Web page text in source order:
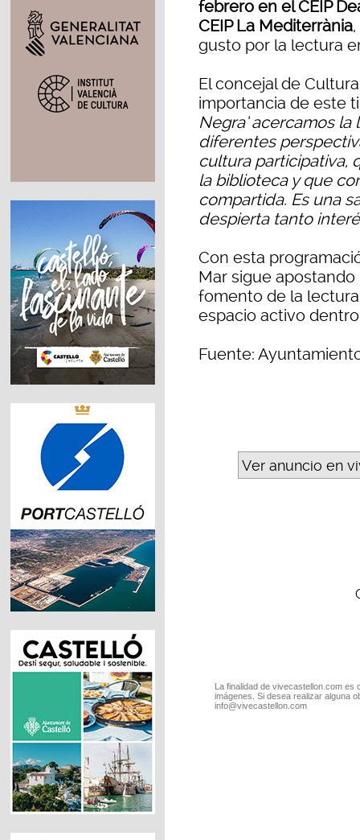
febrero en el CEIP
CEIP La Mediterrània
gusto por la lectura
El concejal de
importancia de este
Negra’ acercamos
diferentes
cultura participativa,
la biblioteca y que
compartida. Es una
despierta tanto
Con esta
Mar sigue
fomento de la
espacio activo
Fuente:
Ver anuncio en
La finalidad de vivecastellon.com
imágenes. Si desea realizar alguna
info@vivecastellon.com